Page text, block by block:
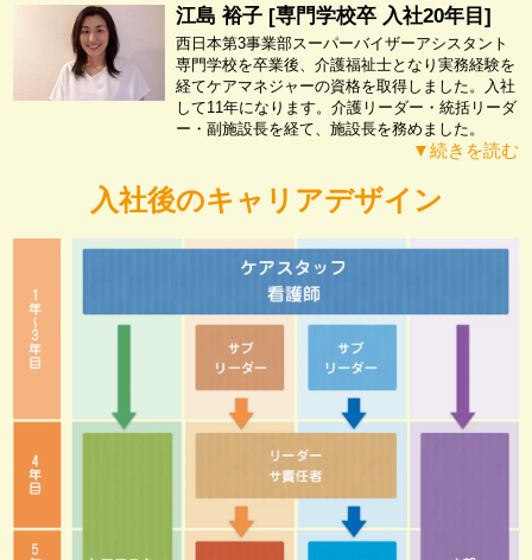
江島 裕子 [専門学校卒 入社20年目]
西日本第3事業部スーパーバイザーアシスタント
専門学校を卒業後、介護福祉士となり実務経験を
経てケアマネジャーの資格を取得しました。入社
して11年になります。介護リーダー・統括リーダ
ー・副施設長を経て、施設長を務めました。
▼続きを読む
入社後のキャリアデザイン